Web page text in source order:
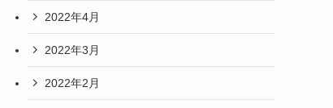
2022年4月
2022年3月
2022年2月